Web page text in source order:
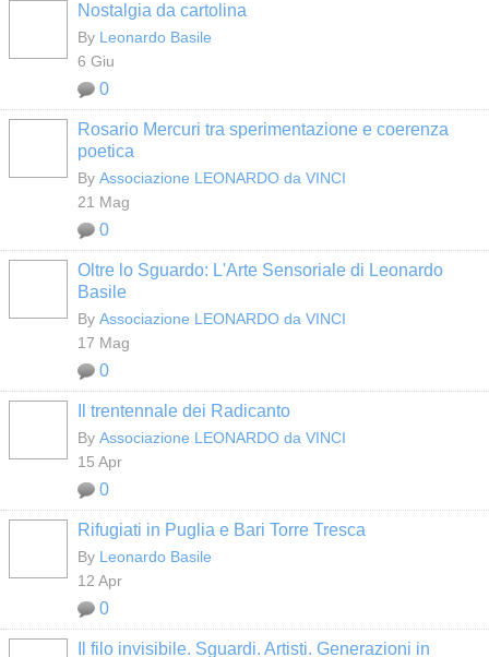
Nostalgia da cartolina
By Leonardo Basile
6 Giu
0
Rosario Mercuri tra sperimentazione e coerenza
poetica
By Associazione LEONARDO da VINCI
21 Mag
0
Oltre lo Sguardo: L'Arte Sensoriale di Leonardo
Basile
By Associazione LEONARDO da VINCI
17 Mag
0
Il trentennale dei Radicanto
By Associazione LEONARDO da VINCI
15 Apr
0
Rifugiati in Puglia e Bari Torre Tresca
By Leonardo Basile
12 Apr
0
Il filo invisibile. Sguardi. Artisti. Generazioni in